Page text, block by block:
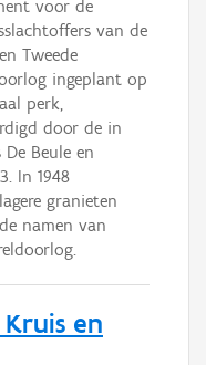
voor de
van de
Tweede
ingeplant op
perk,
door de in
Beule en
In 1948
granieten
namen van
en